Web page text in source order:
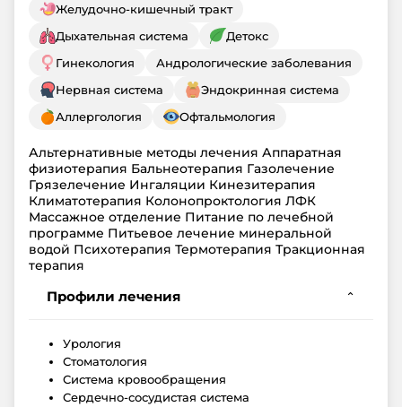
Желудочно-кишечный тракт
Дыхательная система
Детокс
Гинекология
Андрологические заболевания
Нервная система
Эндокринная система
Аллергология
Офтальмология
Альтернативные методы лечения Аппаратная
физиотерапия Бальнеотерапия Газолечение
Грязелечение Ингаляции Кинезитерапия
Климатотерапия Колонопроктология ЛФК
Массажное отделение Питание по лечебной
программе Питьевое лечение минеральной
водой Психотерапия Термотерапия Тракционная
терапия
Профили лечения ⌄
Урология
Стоматология
Система кровообращения
Сердечно-сосудистая система